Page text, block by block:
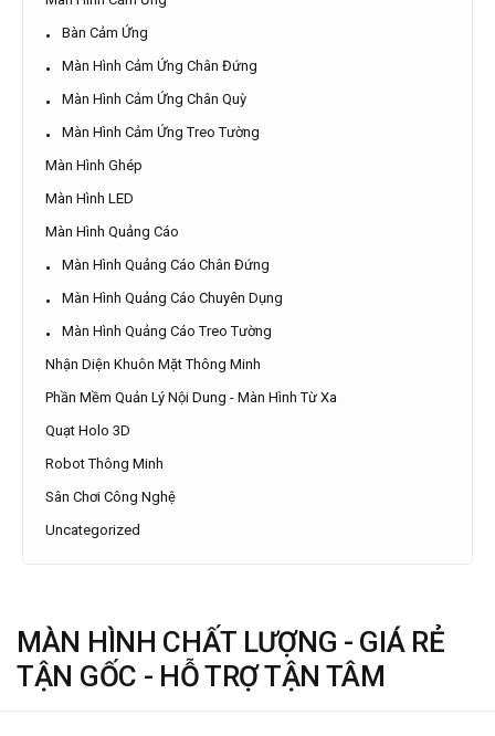
Màn Hình Cảm Ứng
Bàn Cảm Ứng
Màn Hình Cảm Ứng Chân Đứng
Màn Hình Cảm Ứng Chân Quỳ
Màn Hình Cảm Ứng Treo Tường
Màn Hình Ghép
Màn Hình LED
Màn Hình Quảng Cáo
Màn Hình Quảng Cáo Chân Đứng
Màn Hình Quảng Cáo Chuyên Dụng
Màn Hình Quảng Cáo Treo Tường
Nhận Diện Khuôn Mặt Thông Minh
Phần Mềm Quản Lý Nội Dung - Màn Hình Từ Xa
Quạt Holo 3D
Robot Thông Minh
Sân Chơi Công Nghệ
Uncategorized
MÀN HÌNH CHẤT LƯỢNG - GIÁ RẺ
TẬN GỐC - HỖ TRỢ TẬN TÂM